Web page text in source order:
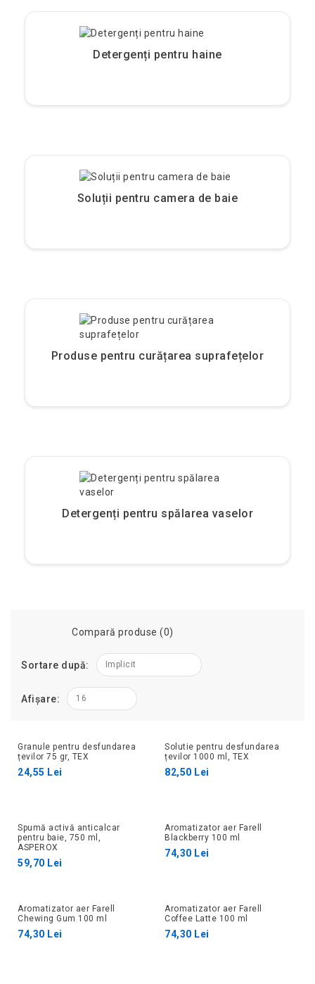
Detergenți pentru haine
Soluții pentru camera de baie
Produse pentru curățarea suprafețelor
Detergenți pentru spălarea vaselor
Compară produse (0)
Sortare după: Implicit
Afișare: 16
Granule pentru desfundarea
țevilor 75 gr, TEX
24,55 Lei
Solutie pentru desfundarea
țevilor 1000 ml, TEX
82,50 Lei
Spumă activă anticalcar
pentru baie, 750 ml,
ASPEROX
59,70 Lei
Aromatizator aer Farell
Blackberry 100 ml
74,30 Lei
Aromatizator aer Farell
Chewing Gum 100 ml
74,30 Lei
Aromatizator aer Farell
Coffee Latte 100 ml
74,30 Lei